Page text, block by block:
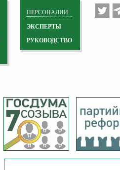
ПЕРСОНАЛИИ
ЭКСПЕРТЫ
РУКОВОДСТВО